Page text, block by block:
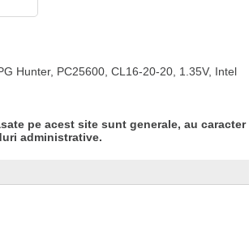
Hunter, PC25600, CL16-20-20, 1.35V, Intel
pe acest site sunt generale, au caracter
administrative.